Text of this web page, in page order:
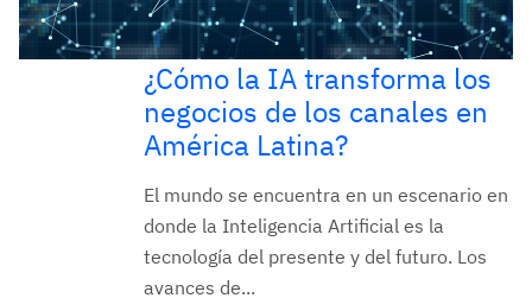
¿Cómo la IA transforma los
negocios de los canales en
América Latina?
El mundo se encuentra en un escenario en
donde la Inteligencia Artificial es la
tecnología del presente y del futuro. Los
avances de...